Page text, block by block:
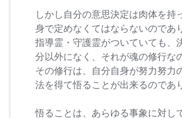
しかし自分の意思決定は肉体を持
身で定めなくてはならないのであ
指導霊・守護霊がついていても、
分以外になく、それが魂の修行な
その修行は、自分自身が努力努力
法を得て悟ることが出来るのであ
悟ることは、あらゆる事象に対し